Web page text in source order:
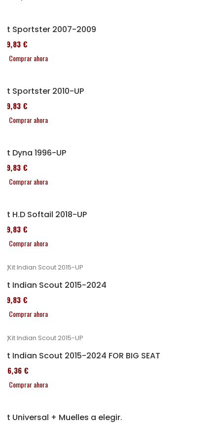
Kit Sportster 2007-2009
119,83 €
Comprar ahora
Kit Sportster 2010-UP
119,83 €
Comprar ahora
Kit Dyna 1996-UP
119,83 €
Comprar ahora
Kit H.D Softail 2018-UP
119,83 €
Comprar ahora
Kit Indian Scout 2015-2024
119,83 €
Comprar ahora
Kit Indian Scout 2015-2024 FOR BIG SEAT
136,36 €
Comprar ahora
Kit Universal + Muelles a elegir.